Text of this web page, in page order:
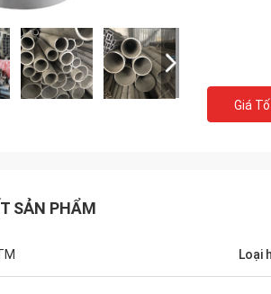
Giá
SẢN PHẨM
Loại